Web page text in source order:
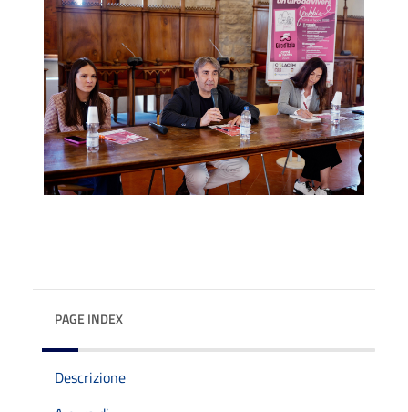
PAGE INDEX
Descrizione